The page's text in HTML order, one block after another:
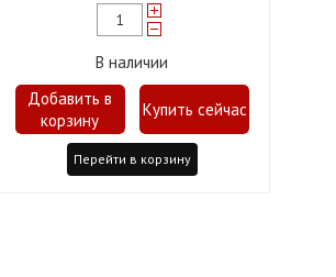
В наличии
Перейти в корзину